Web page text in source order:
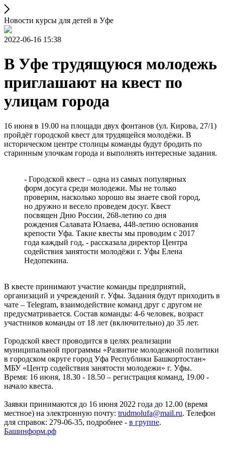
Новости курсы для детей в Уфе
2022-06-16 15:38
В Уфе трудящуюся молодежь
приглашают на квест по
улицам города
16 июня в 19.00 на площади двух фонтанов (ул. Кирова, 27/1)
пройдёт городской квест для трудящейся молодёжи. В
историческом центре столицы команды будут бродить по
старинным улочкам города и выполнять интересные задания.
- Городской квест – одна из самых популярных
форм досуга среди молодежи. Мы не только
проверим, насколько хорошо вы знаете свой город,
но дружно и весело проведем досуг. Квест
посвящен Дню России, 268-летию со дня
рождения Салавата Юлаева, 448-летию основания
крепости Уфа. Такие квесты мы проводим с 2017
года каждый год, - рассказала директор Центра
содействия занятости молодёжи г. Уфы Елена
Недопекина.
В квесте принимают участие команды предприятий,
организаций и учреждений г. Уфы. Задания будут приходить в
чате – Telegram, взаимодействие команд друг с другом не
предусматривается. Состав команды: 4-6 человек, возраст
участников команды от 18 лет (включительно) до 35 лет.
Городской квест проводится в целях реализации
муниципальной программы «Развитие молодежной политики
в городском округе город Уфа Республики Башкортостан»
МБУ «Центр содействия занятости молодежи» г. Уфы.
Время: 16 июня, 18.30 - 18.50 – регистрация команд, 19.00 -
начало квеста.
Заявки принимаются до 16 июня 2022 года до 12.00 (время
местное) на электронную почту: trudmolufa@mail.ru. Телефон
для справок: 279-06-35, подробнее - в группе.
Башинформ.рф